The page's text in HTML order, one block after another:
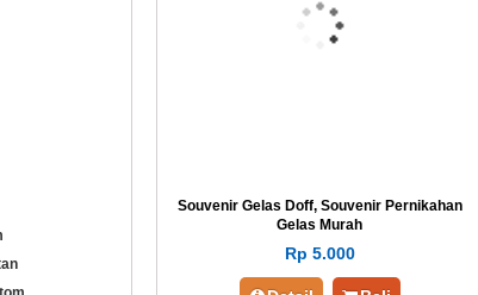
Souvenir Gelas Doff, Souvenir Pernikahan
Gelas Murah
Rp 5.000